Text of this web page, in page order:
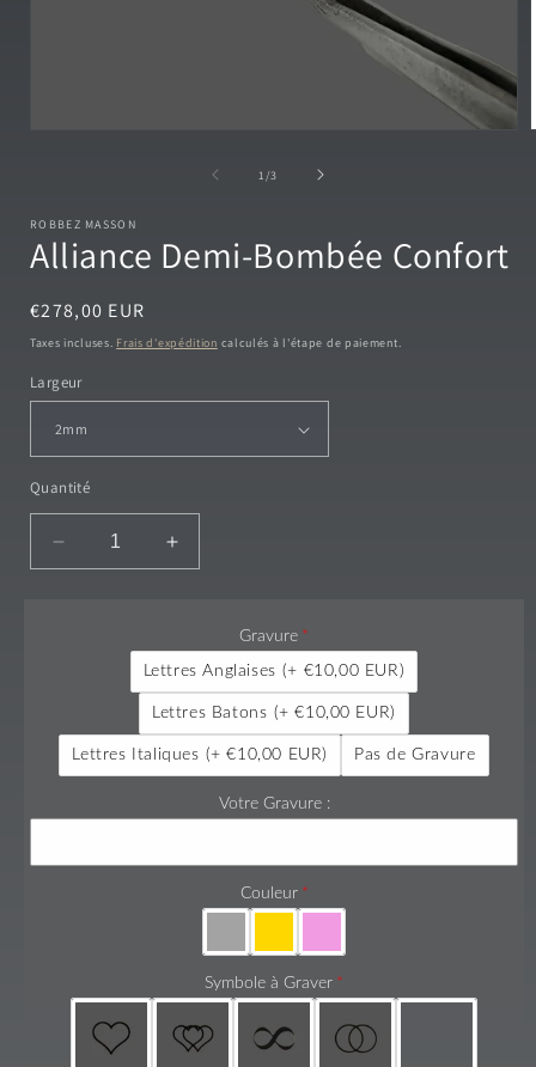
une
fenêtre
modale
1/de
3
ROBBEZ MASSON
Alliance Demi-Bombée Confort
Prix
habituel
€278,00 EUR
Taxes incluses. Frais d'expédition calculés à l'étape de paiement.
Largeur
Quantité
Réduire
la
Alliance
Augmenter
la
Alliance
Demi-
Bombée
Confort
Gravure
Lettres Anglaises (+ €10,00 EUR)
Lettres Batons (+ €10,00 EUR)
Lettres Italiques (+ €10,00 EUR) Pas de Gravure
Votre Gravure :
Couleur
Symbole à Graver